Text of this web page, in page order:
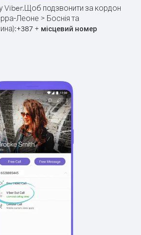
Viber.Щоб подзвонити за кордон
Леоне > Боснія та
+387 + місцевий номер